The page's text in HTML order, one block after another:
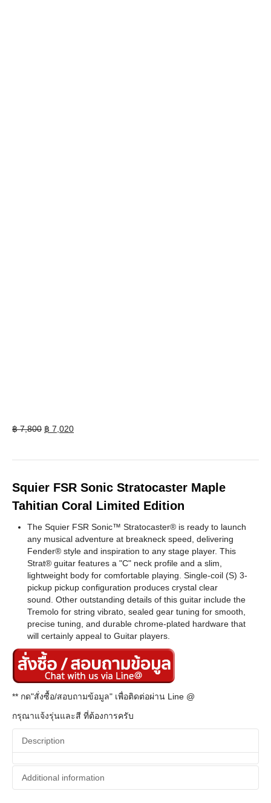
฿7,800 Original
฿ 7,020Current
Squier FSR Sonic Stratocaster Maple
Tahitian Coral Limited Edition
The Squier FSR Sonic™ Stratocaster® is ready to launch
any musical adventure at breakneck speed, delivering
Fender® style and inspiration to any stage player. This
Strat® guitar features a "C" neck profile and a slim,
lightweight body for comfortable playing. Single-coil (S) 3-
pickup pickup configuration produces crystal clear
sound. Other outstanding details of this guitar include the
Tremolo for string vibrato, sealed gear tuning for smooth,
precise tuning, and durable chrome-plated hardware that
will certainly appeal to Guitar players.
** กด"สั่งซื้อ/สอบถามข้อมูล" เพื่อติดต่อผ่าน Line @
กรุณาแจ้งรุ่นและสี ที่ต้องการครับ
Description
Additional information